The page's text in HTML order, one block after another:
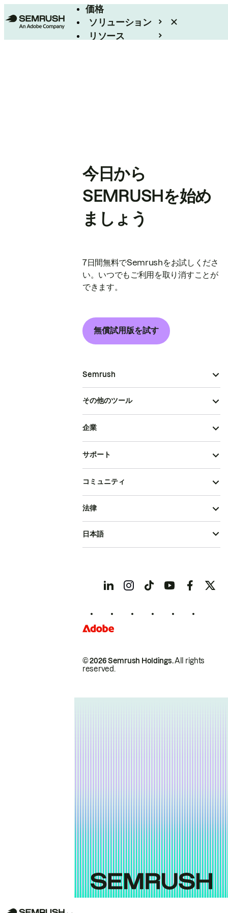
価格
ソリューション
リソース
今日から
SEMRUSHを始め
ましょう
7日間無料でSemrushをお試しくださ
い。いつでもご利用を取り消すことが
できます。
無償試用版を試す
Semrush
その他のツール
企業
サポート
コミュニティ
© 2026 Semrush Holdings.All rights
reserved.
法律
日本語